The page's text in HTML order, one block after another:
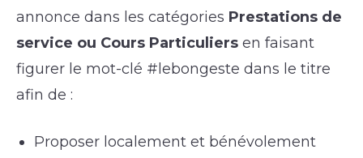
annonce dans les catégories Prestations de
service ou Cours Particuliers en faisant
figurer le mot-clé #lebongeste dans le titre
afin de :
Proposer localement et bénévolement